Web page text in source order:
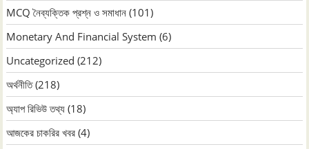
MCQ নৈব্যক্তিক প্রশ্ন ও সমাধান (101)
Monetary And Financial System (6)
Uncategorized (212)
অর্থনীতি(218)
অ্যাপ রিভিউ তথ্য (18)
আজকের চাকরির খবর (4)